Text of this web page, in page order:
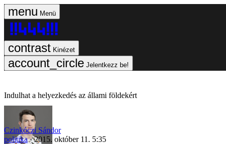
Menü
Kinézet
Jelentkezz be!
Indulhat a helyezkedés az állami földekért
Czinkóczi Sándor
politika
2015. október 11. 5:35